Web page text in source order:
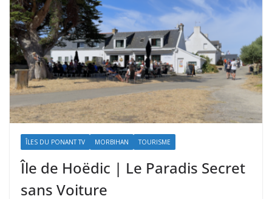
ÎLES DU PONANT TV MORBIHAN TOURISME
Île de Hoëdic | Le Paradis Secret
sans Voiture